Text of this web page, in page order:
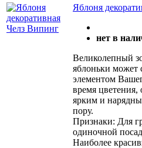
Яблоня
нет в
Великолепный
яблоньки может
элементом
время цветения,
ярким и
пору.
Признаки: Для
одиночной
Наиболее